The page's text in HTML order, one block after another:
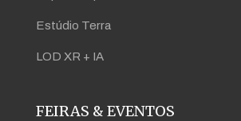
Estúdio Terra
LOD XR + IA
FEIRAS & EVENTOS